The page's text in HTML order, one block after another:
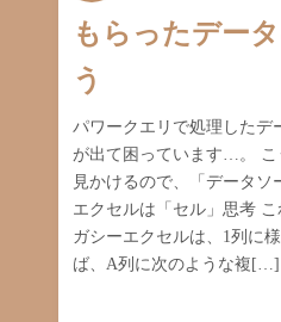
もらったデー
う
パワークエリで処理したデ
が出て困っています…。 こ
見かけるので、「データ
エクセルは「セル」思考
ガシーエクセルは、1列に
ば、A列に次のような複[…]